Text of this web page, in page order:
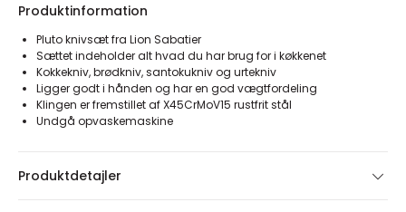
Produktinformation
Pluto knivsæt fra Lion Sabatier
Sættet indeholder alt hvad du har brug for i køkkenet
Kokkekniv, brødkniv, santokukniv og urtekniv
Ligger godt i hånden og har en god vægtfordeling
Klingen er fremstillet af X45CrMoV15 rustfrit stål
Undgå opvaskemaskine
Produktdetajler